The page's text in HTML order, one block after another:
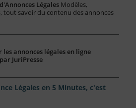
Légales Modèles,
tout savoir du contenu des annonces
les annonces légales en ligne
JuriPresse
Légales en 5 Minutes, c'est